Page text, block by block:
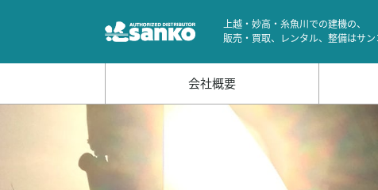
上越・妙高・糸魚川での建機の、
販売・買取、レンタル、整備はサン
会社概要